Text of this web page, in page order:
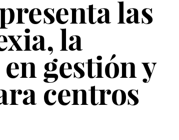
las
la
gestión y
centros